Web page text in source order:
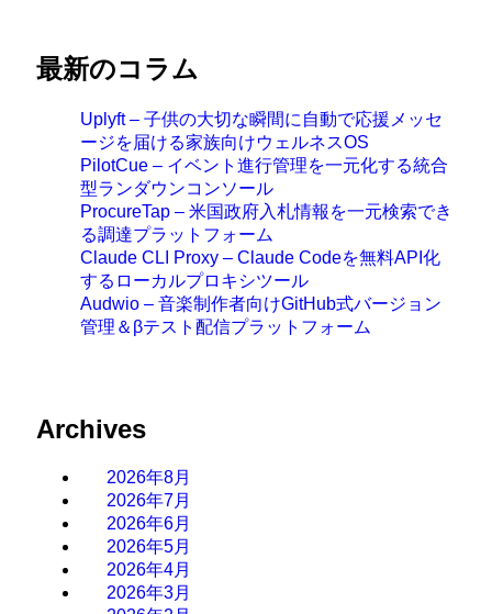
最新のコラム
Uplyft – 子供の大切な瞬間に自動で応援メッセ
ージを届ける家族向けウェルネスOS
PilotCue – イベント進行管理を一元化する統合
型ランダウンコンソール
ProcureTap – 米国政府入札情報を一元検索でき
る調達プラットフォーム
Claude CLI Proxy – Claude Codeを無料API化
するローカルプロキシツール
Audwio – 音楽制作者向けGitHub式バージョン
管理＆βテスト配信プラットフォーム
Archives
2026年8月
2026年7月
2026年6月
2026年5月
2026年4月
2026年3月